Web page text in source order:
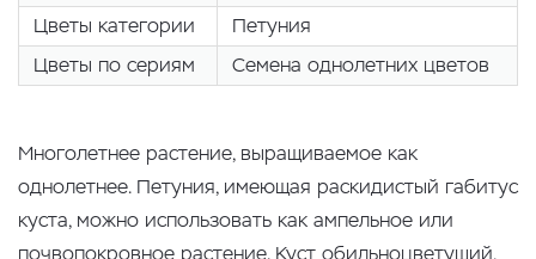
Цветы категории
Петуния
Цветы по сериям
Семена однолетних цветов
Многолетнее растение, выращиваемое как
однолетнее. Петуния, имеющая раскидистый габитус
куста, можно использовать как ампельное или
почвопокровное растение. Куст обильноцветущий,